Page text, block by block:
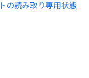
の読み取り専用状態